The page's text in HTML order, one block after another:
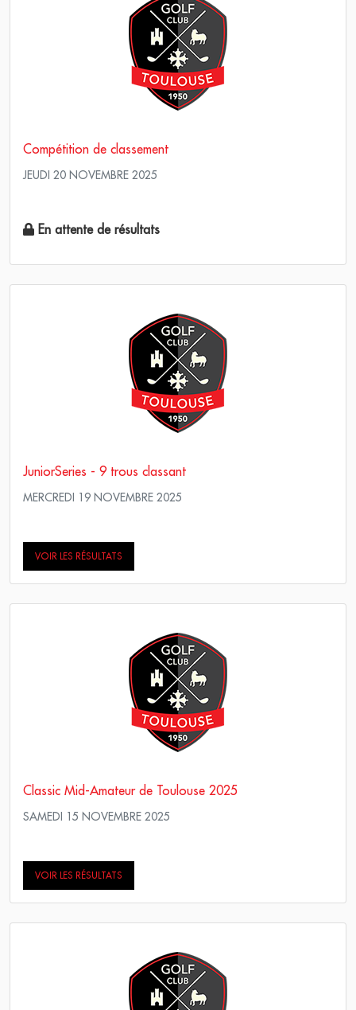
Compétition de classement
JEUDI 20 NOVEMBRE 2025
En attente de résultats
JuniorSeries - 9 trous classant
MERCREDI 19 NOVEMBRE 2025
VOIR LES RÉSULTATS
Classic Mid-Amateur de Toulouse 2025
SAMEDI 15 NOVEMBRE 2025
VOIR LES RÉSULTATS